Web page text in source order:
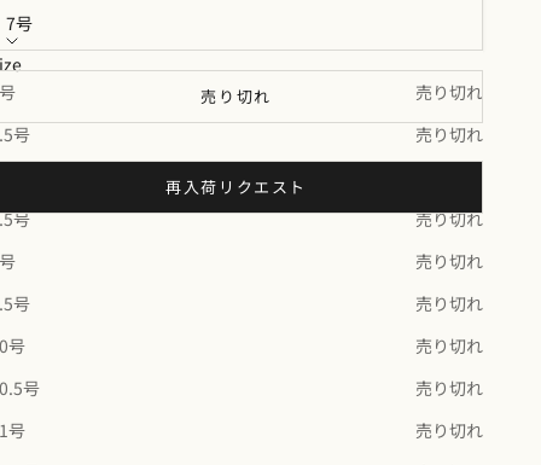
7号
売り切れ
号
売り切れ
号
売り切れ
売り切れ
号
売り切れ
号
売り切れ
号
売り切れ
号
売り切れ
売り切れ
再入荷リクエスト
】
みのある青紫色が魅力のアイオライトをセットしたリング。見
しめます。シンプルながらも個性を感じさせるデザインで、単
使いはもちろん、重ね付けにもぴったり。デイリーにも特別な